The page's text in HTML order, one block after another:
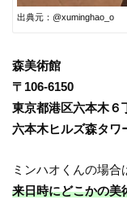
出典元：@xuminghao_o
森美術館
〒106-6150
東京都港区六本木６
六本木ヒルズ森タワ
ミンハオくんの場合
来日時にどこかの美